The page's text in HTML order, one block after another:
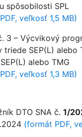
spôsobilosti SPL
veľkosť 1,5 MB)
3 – Výcvikový
triede SEP(L) alebo
alebo TMG
veľkosť 1,3 MB)
DTO SNA č. 1/
(formát PDF,